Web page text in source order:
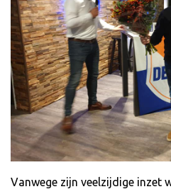
Vanwege zijn veelzijdige inzet